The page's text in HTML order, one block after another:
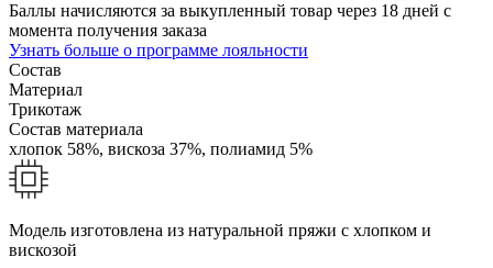
Баллы начисляются за выкупленный товар через 18 дней с
момента получения заказа
Узнать больше о программе лояльности
Состав
Материал
Трикотаж
Состав материала
хлопок 58%, вискоза 37%, полиамид 5%
Модель изготовлена из натуральной пряжи с хлопком и
вискозой